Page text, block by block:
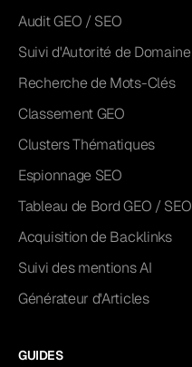
Audit GEO / SEO
Suivi d'Autorité de Domaine
Recherche de Mots-Clés
Classement GEO
Clusters Thématiques
Espionnage SEO
Tableau de Bord GEO / SEO
Acquisition de Backlinks
Suivi des mentions AI
Générateur d'Articles
GUIDES